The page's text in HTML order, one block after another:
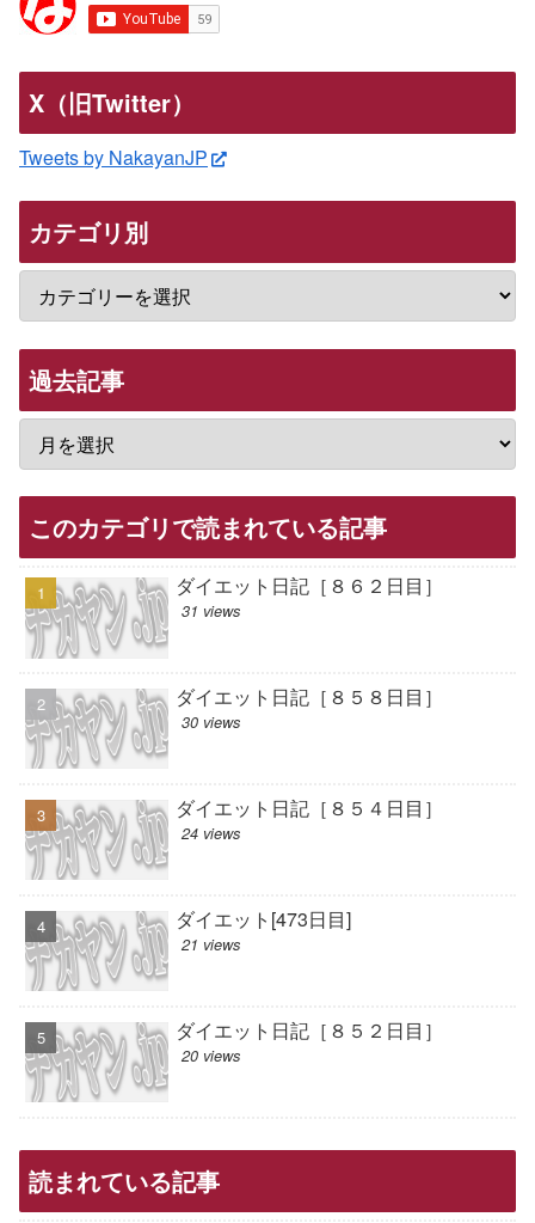
X（旧Twitter）
Tweets by NakayanJP
カテゴリ別
過去記事
このカテゴリで読まれている記事
ダイエット日記［８６２日目］
31 views
ダイエット日記［８５８日目］
30 views
ダイエット日記［８５４日目］
24 views
ダイエット[473日目]
21 views
ダイエット日記［８５２日目］
20 views
読まれている記事